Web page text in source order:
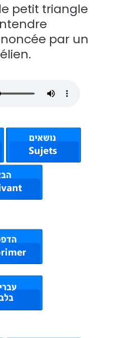
petit triangle
par un